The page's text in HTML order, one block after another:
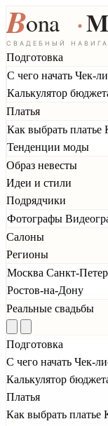
Подготовка
С чего начать Чек-
Калькулятор
Платья
Как выбрать платье
Тенденции моды
Образ невесты
Идеи и стили
Подрядчики
Фотографы
Салоны
Регионы
Москва Санкт-
Ростов-на-Дону
Реальные свадьбы
Подготовка
С чего начать Чек-
Калькулятор
Платья
Как выбрать платье